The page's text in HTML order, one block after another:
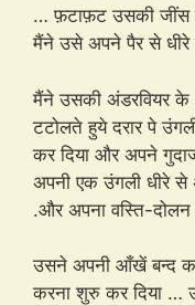
… फ़टाफ़ट उसकी जींस
मैंने उसे अपने पैर से धीरे
मैंने उसकी अंडरवियर
टटोलते हुये दरार पे
कर दिया और अपने
अपनी एक उंगली धीरे से
.और अपना वस्ति-
उसने अपनी आँखें बन्द
करना शुरु कर दिया